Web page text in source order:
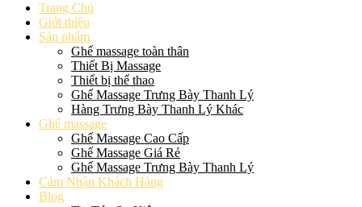
Trang Chủ
Giới thiệu
Sản phẩm
Ghế massage toàn thân
Thiết Bị Massage
Thiết bị thể thao
Ghế Massage Trưng Bày Thanh Lý
Hàng Trưng Bày Thanh Lý Khác
Ghế massage
Ghế Massage Cao Cấp
Ghế Massage Giá Rẻ
Ghế Massage Trưng Bày Thanh Lý
Cảm Nhận Khách Hàng
Blog